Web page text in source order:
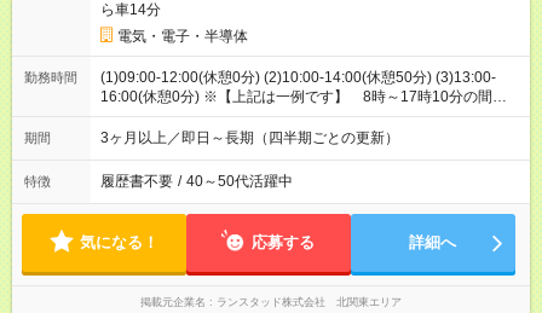
ら車14分
電気・電子・半導体
勤務時間
(1)09:00-12:00(休憩0分) (2)10:00-14:00(休憩50分) (3)13:00-
16:00(休憩0分) ※【上記は一例です】 8時～17時10分の間で
週20時間未満になるように出勤時間相談可能
期間 3ヶ月以上／即日～長期（四半期ごとの更新）
特徴 履歴書不要 / 40～50代活躍中
気になる！ 応募する 詳細へ
掲載元企業名 ランスタッド株式会社 北関東エリア